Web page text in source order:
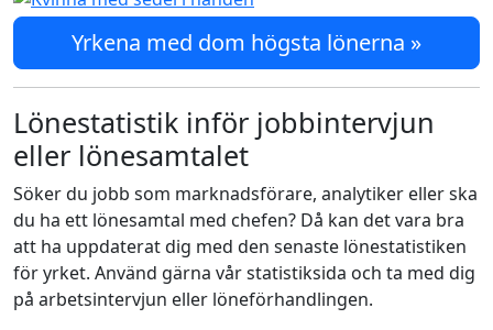
Yrkena med dom högsta lönerna »
Lönestatistik inför jobbintervjun
eller lönesamtalet
Söker du jobb som marknadsförare, analytiker eller ska
du ha ett lönesamtal med chefen? Då kan det vara bra
att ha uppdaterat dig med den senaste lönestatistiken
för yrket. Använd gärna vår statistiksida och ta med dig
på arbetsintervjun eller löneförhandlingen.